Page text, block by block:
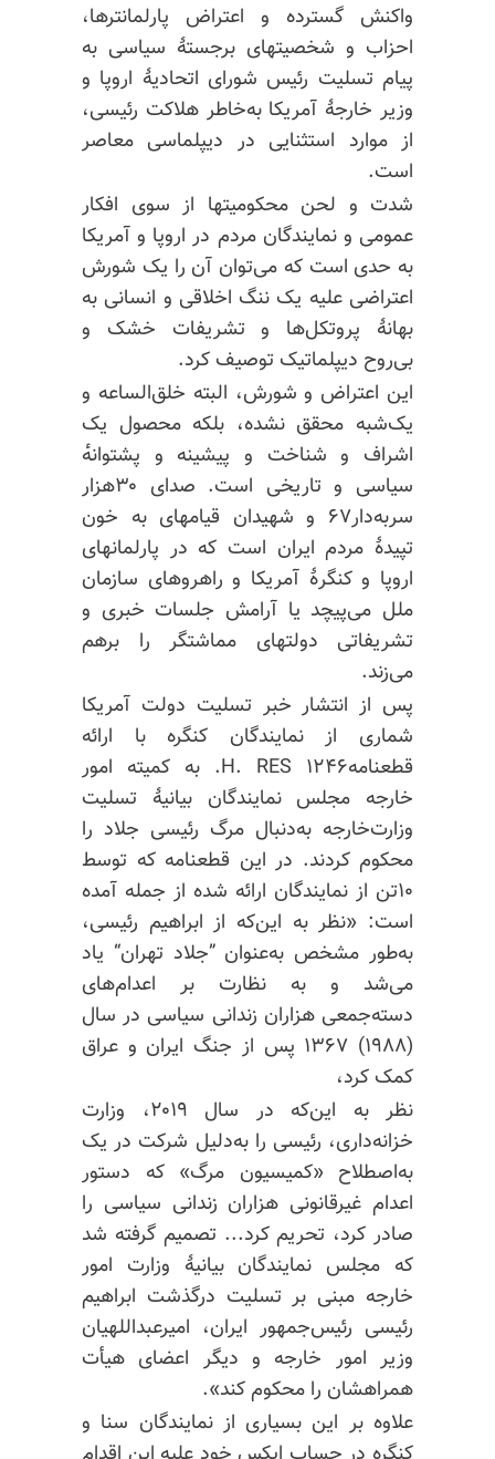
واکنش گسترده و اعتراض پارلمانترها،
احزاب و شخصیتهای برجستهٔ سیاسی به
پیام تسلیت رئیس شورای اتحادیهٔ اروپا و
وزیر خارجهٔ آمریکا به‌خاطر هلاکت رئیسی،
از موارد استثنایی در دیپلماسی معاصر
است.
شدت و لحن محکومیتها از سوی افکار
عمومی و نمایندگان مردم در اروپا و آمریکا
به حدی است که می‌توان آن را یک شورش
اعتراضی علیه یک ننگ اخلاقی و انسانی به
بهانهٔ پروتکل‌ها و تشریفات خشک و
بی‌روح دیپلماتیک توصیف کرد.
این اعتراض و شورش، البته خلق‌الساعه و
یک‌شبه محقق نشده، بلکه محصول یک
اشراف و شناخت و پیشینه و پشتوانه‌ٔ
سیاسی و تاریخی است. صدای ۳۰هزار
سربه‌دار۶۷ و شهیدان
قیامها‌ی به خون
تپیدهٔ مردم ایران است که در پارلمانهای
اروپا و کنگرهٔ آمریکا و راهروهای سازمان
ملل می‌پیچد یا آرامش جلسات خبری و
تشریفاتی دولتهای مماشتگر را برهم
می‌زند.
پس از انتشار خبر تسلیت دولت آمریکا
شماری از نمایندگان کنگره با ارائه
قطعنامه۱۲۴۶ H. RES. به کمیته امور
خارجه مجلس نمایندگان بیانیهٔ تسلیت
وزارت‌خارجه به‌دنبال مرگ رئیسی جلاد را
محکوم کردند. در این قطعنامه که توسط
۱۰تن از نمایندگان ارائه شده از جمله آمده
است: «نظر به این‌که از ابراهیم رئیسی،
به‌طور مشخص به‌عنوان ”جلاد تهران“ یاد
می‌شد و به نظارت بر اعدام‌های
دسته‌جمعی هزاران زندانی سیاسی در سال
(۱۹۸۸) ۱۳۶۷ پس از جنگ ایران و عراق
کمک کرد،
نظر به این‌که در سال ۲۰۱۹، وزارت
خزانه‌داری، رئیسی را به‌دلیل شرکت در یک
به‌اصطلاح «کمیسیون مرگ» که دستور
اعدام غیرقانونی هزاران زندانی سیاسی را
صادر کرد، تحریم کرد... تصمیم گرفته شد
که مجلس نمایندگان بیانیهٔ وزارت امور
خارجه مبنی بر تسلیت درگذشت ابراهیم
رئیسی رئیس‌جمهور ایران، امیرعبداللهیان
وزیر امور خارجه و دیگر اعضای هیأت
همراهشان را محکوم کند».
علاوه بر این بسیاری از نمایندگان سنا و